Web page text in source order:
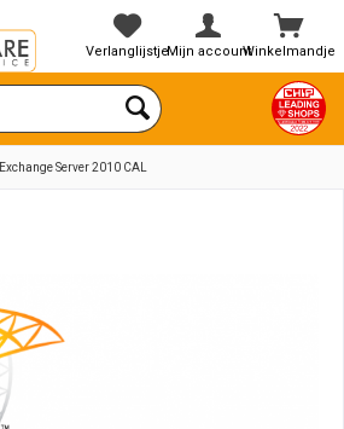
Winkelmandje
VerlanglijstjeMijn account
Exchange Server 2010 CAL